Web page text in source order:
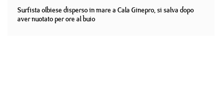
Surfista olbiese disperso in mare a Cala Ginepro, si salva dopo
aver nuotato per ore al buio